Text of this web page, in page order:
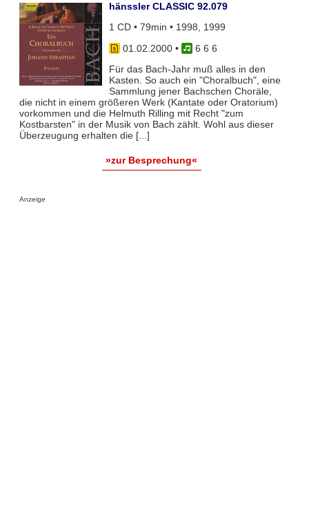
hänssler CLASSIC 92.079
1 CD • 79min • 1998, 1999
01.02.2000•
6 6 6
Für das Bach-Jahr muß alles in den
Kasten. So auch ein "Choralbuch", eine
Sammlung jener Bachschen Choräle,
die nicht in einem größeren Werk (Kantate oder Oratorium)
vorkommen und die Helmuth Rilling mit Recht "zum
Kostbarsten" in der Musik von Bach zählt. Wohl aus dieser
Überzeugung erhalten die [...]
»zur Besprechung«
Anzeige